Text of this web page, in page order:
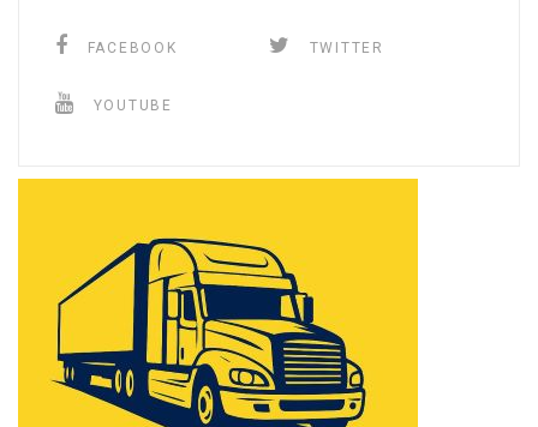
FACEBOOK TWITTER
YOUTUBE